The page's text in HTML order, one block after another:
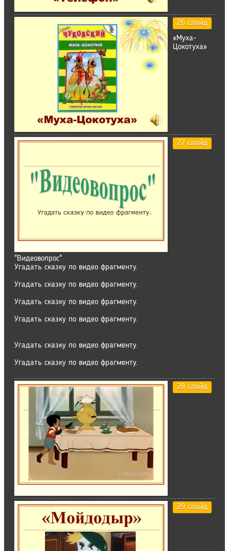
26 слайд
«Муха-
Цокотуха»
27 слайд
"Видеовопрос"
Угадать сказку по видео фрагменту.
Угадать сказку по видео фрагменту.
Угадать сказку по видео фрагменту.
Угадать сказку по видео фрагменту.
Угадать сказку по видео фрагменту.
Угадать сказку по видео фрагменту.
28 слайд
29 слайд